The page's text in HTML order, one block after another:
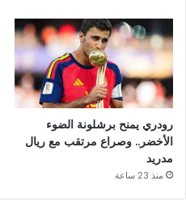
رودري يمنح برشلونة الضوء
الأخضر.. وصراع مرتقب مع ريال
مدريد
منذ 23 ساعة